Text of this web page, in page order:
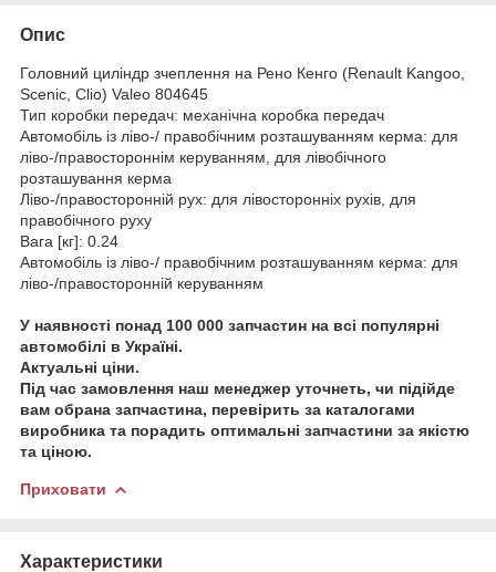
Опис
Головний циліндр зчеплення на Рено Кенго (Renault Kangoo,
Scenic, Clio) Valeo 804645
Тип коробки передач: механічна коробка передач
Автомобіль із ліво-/ правобічним розташуванням керма: для
ліво-/правостороннім керуванням, для лівобічного
розташування керма
Ліво-/правосторонній рух: для лівосторонніх рухів, для
правобічного руху
Вага [кг]: 0.24
Автомобіль із ліво-/ правобічним розташуванням керма: для
ліво-/правосторонній керуванням
У наявності понад 100 000 запчастин на всі популярні
автомобілі в Україні.
Актуальні ціни.
Під час замовлення наш менеджер уточнеть, чи підійде
вам обрана запчастина, перевірить за каталогами
виробника та порадить оптимальні запчастини за якістю
та ціною.
Приховати
Характеристики